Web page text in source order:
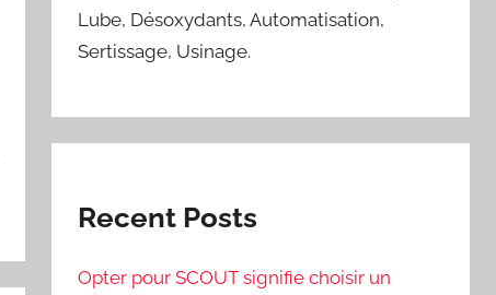
Lube, Désoxydants, Automatisation,
Sertissage, Usinage.
Recent Posts
Opter pour SCOUT signifie choisir un